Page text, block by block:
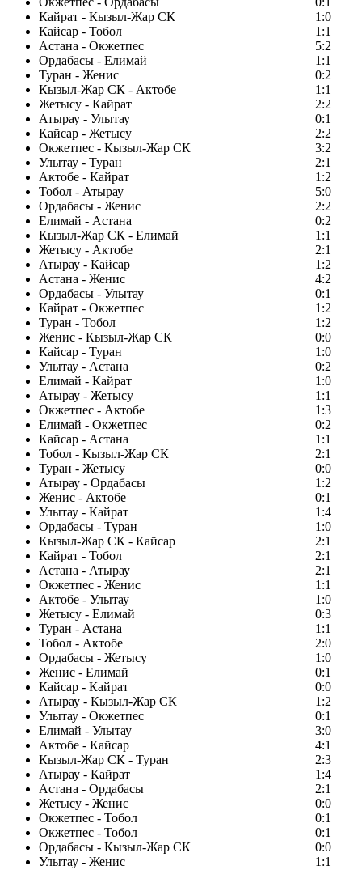
Кайрат - Кызыл-Жар СК
1:0
Кайсар - Тобол
1:1
Астана - Окжетпес
5:2
Ордабасы - Елимай
1:1
Туран - Женис
0:2
Кызыл-Жар СК - Актобе
1:1
Жетысу - Кайрат
2:2
Атырау - Улытау
0:1
Кайсар - Жетысу
2:2
Окжетпес - Кызыл-Жар СК
3:2
Улытау - Туран
2:1
Актобе - Кайрат
1:2
Тобол - Атырау
5:0
Ордабасы - Женис
2:2
Елимай - Астана
0:2
Кызыл-Жар СК - Елимай
1:1
Жетысу - Актобе
2:1
Атырау - Кайсар
1:2
Астана - Женис
4:2
Ордабасы - Улытау
0:1
Кайрат - Окжетпес
1:2
Туран - Тобол
1:2
Женис - Кызыл-Жар СК
0:0
Кайсар - Туран
1:0
Улытау - Астана
0:2
Елимай - Кайрат
1:0
Атырау - Жетысу
1:1
Окжетпес - Актобе
1:3
Елимай - Окжетпес
0:2
Кайсар - Астана
1:1
Тобол - Кызыл-Жар СК
2:1
Туран - Жетысу
0:0
Атырау - Ордабасы
1:2
Женис - Актобе
0:1
Улытау - Кайрат
1:4
Ордабасы - Туран
1:0
Кызыл-Жар СК - Кайсар
2:1
Кайрат - Тобол
2:1
Астана - Атырау
2:1
Окжетпес - Женис
1:1
Актобе - Улытау
1:0
Жетысу - Елимай
0:3
Туран - Астана
1:1
Тобол - Актобе
2:0
Ордабасы - Жетысу
1:0
Женис - Елимай
0:1
Кайсар - Кайрат
0:0
Атырау - Кызыл-Жар СК
1:2
Улытау - Окжетпес
0:1
Елимай - Улытау
3:0
Актобе - Кайсар
4:1
Кызыл-Жар СК - Туран
2:3
Атырау - Кайрат
1:4
Астана - Ордабасы
2:1
Жетысу - Женис
0:0
Окжетпес - Тобол
0:1
Окжетпес - Тобол
0:1
Ордабасы - Кызыл-Жар СК
0:0
Улытау - Женис
1:1